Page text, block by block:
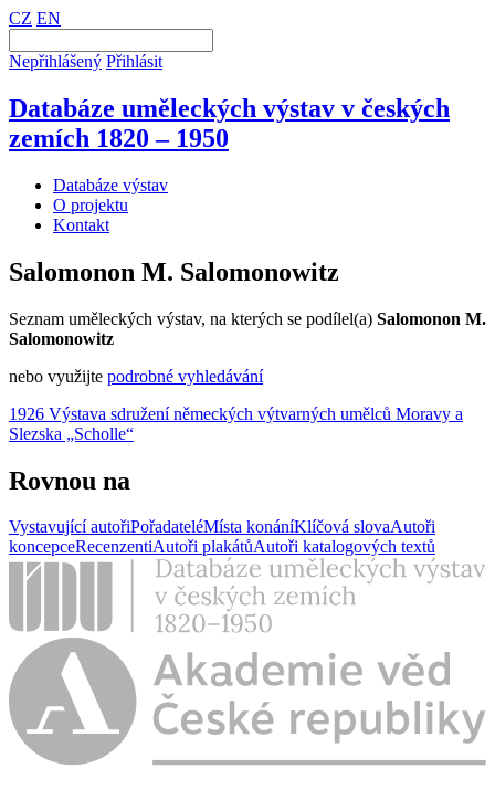
CZ EN
Nepřihlášený Přihlásit
Databáze uměleckých výstav v českých
zemích 1820 – 1950
Databáze výstav
O projektu
Kontakt
Salomonon M. Salomonowitz
Seznam uměleckých výstav, na kterých se podílel(a) Salomonon M.
Salomonowitz
nebo využijte podrobné vyhledávání
1926 Výstava sdružení německých výtvarných umělců Moravy a
Slezska „Scholle“
Rovnou na
Vystavující autořiPořadateléMísta konáníKlíčová slovaAutoři
koncepceRecenzentiAutoři plakátůAutoři katalogových textů